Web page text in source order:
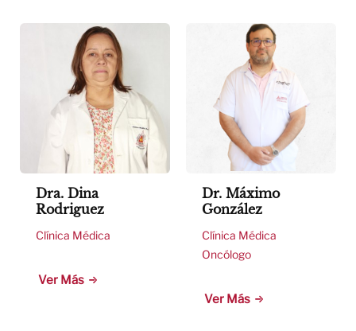
Dra. Dina
Rodriguez
Clínica Médica
Ver Más
Dr. Máximo
González
Clínica Médica
Oncólogo
Ver Más